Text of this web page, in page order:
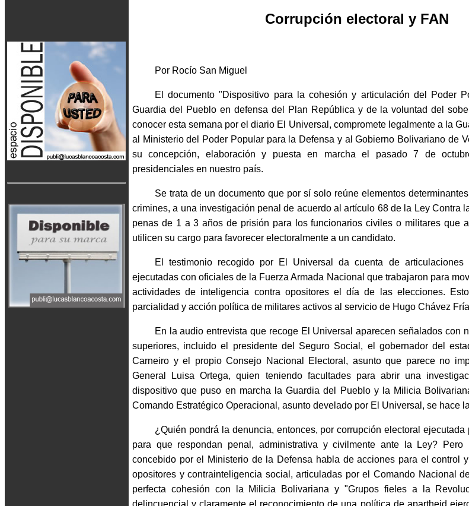
Corrupción electoral y FAN
Por Rocío San Miguel
El documento "Dispositivo para la cohesión y articulación del Poder
Guardia del Pueblo en defensa del Plan República y de la voluntad del
conocer esta semana por el diario El Universal, compromete legalmente a la
al Ministerio del Poder Popular para la Defensa y al Gobierno Bolivariano de
su concepción, elaboración y puesta en marcha el pasado 7 de
presidenciales en nuestro país.
Se trata de un documento que por sí solo reúne elementos
crimines, a una investigación penal de acuerdo al artículo 68 de la Ley Contra
penas de 1 a 3 años de prisión para los funcionarios civiles o militares que
utilicen su cargo para favorecer electoralmente a un candidato.
El testimonio recogido por El Universal da cuenta de articulaciones
ejecutadas con oficiales de la Fuerza Armada Nacional que trabajaron para
actividades de inteligencia contra opositores el día de las elecciones.
parcialidad y acción política de militares activos al servicio de Hugo Chávez
En la audio entrevista que recoge El Universal aparecen señalados con
superiores, incluido el presidente del Seguro Social, el gobernador del
Carneiro y el propio Consejo Nacional Electoral, asunto que parece no
General Luisa Ortega, quien teniendo facultades para abrir una
dispositivo que puso en marcha la Guardia del Pueblo y la Milicia
Comando Estratégico Operacional, asunto develado por El Universal, se hace
¿Quién pondrá la denuncia, entonces, por corrupción electoral
para que respondan penal, administrativa y civilmente ante la Ley? Pero
concebido por el Ministerio de la Defensa habla de acciones para el control
opositores y contrainteligencia social, articuladas por el Comando Nacional
perfecta cohesión con la Milicia Bolivariana y "Grupos fieles a la
delincuencial y claramente el reconocimiento de una política de apartheid